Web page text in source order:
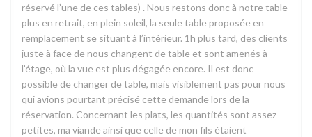
réservé l’une de ces tables) . Nous restons donc à notre table
plus en retrait, en plein soleil, la seule table proposée en
remplacement se situant à l’intérieur. 1h plus tard, des clients
juste à face de nous changent de table et sont amenés à
l’étage, où la vue est plus dégagée encore. Il est donc
possible de changer de table, mais visiblement pas pour nous
qui avions pourtant précisé cette demande lors de la
réservation. Concernant les plats, les quantités sont assez
petites, ma viande ainsi que celle de mon fils étaient